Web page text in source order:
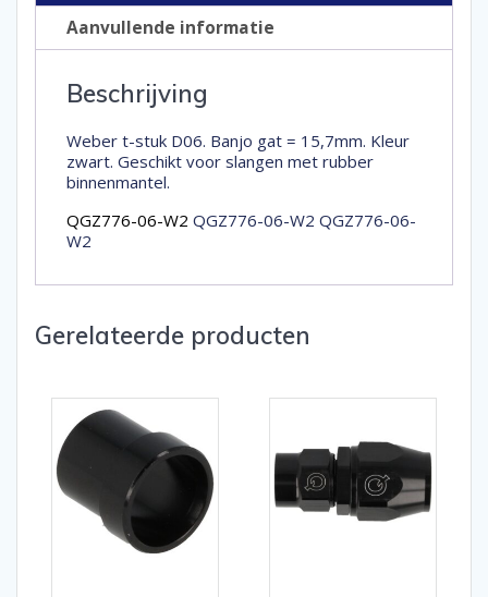
Aanvullende informatie
Beschrijving
Weber t-stuk D06. Banjo gat = 15,7mm. Kleur
zwart. Geschikt voor slangen met rubber
binnenmantel.
QGZ776-06-W2 QGZ776-06-W2 QGZ776-06-
W2
Gerelateerde producten